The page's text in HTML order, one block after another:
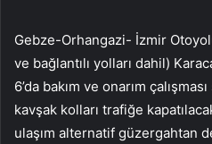
Gebze-Orhangazi- İzmir
ve bağlantılı yolları dahil)
6’da bakım ve onarım
kavşak kolları trafiğe
ulaşım alternatif güzergahtan